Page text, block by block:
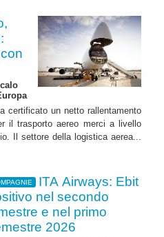
certificato un netto rallentamento
il trasporto aereo merci a livello
Il settore della logistica aerea...
ITA Airways: Ebit
nel secondo
e nel primo
2026